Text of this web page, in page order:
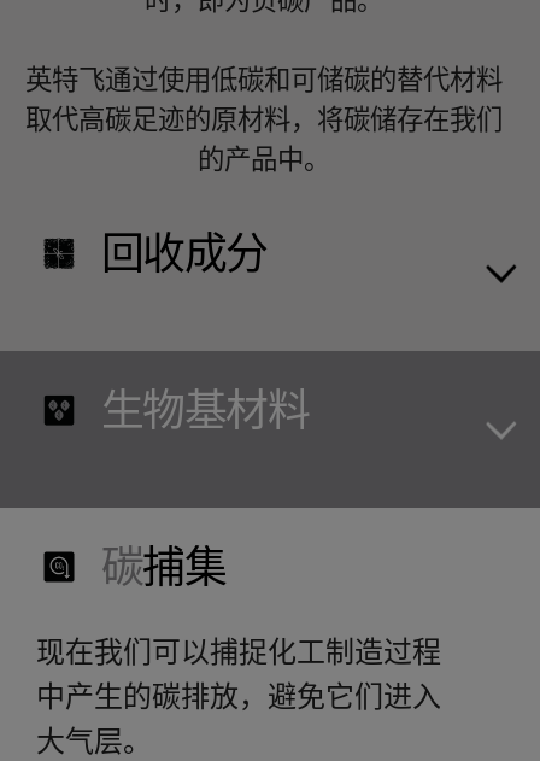
英特飞通过使用低碳和可储碳的替代材料
取代高碳足迹的原材料，将碳储存在我们
的产品中。
回收成分
生物基材料
碳捕集
现在我们可以捕捉化工制造过程
中产生的碳排放，避免它们进入
大气层。